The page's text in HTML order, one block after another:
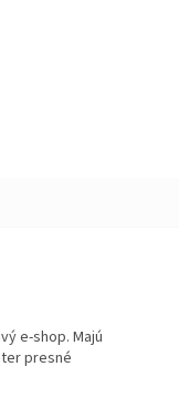
e-shop. Majú
presné